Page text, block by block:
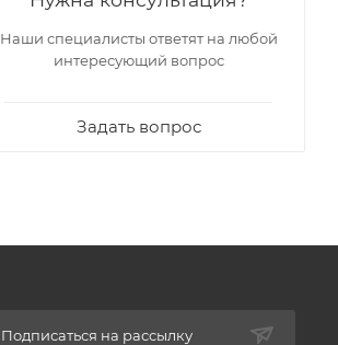
Наши специалисты ответят на любой
интересующий вопрос
Задать вопрос
Подписаться на рассылку